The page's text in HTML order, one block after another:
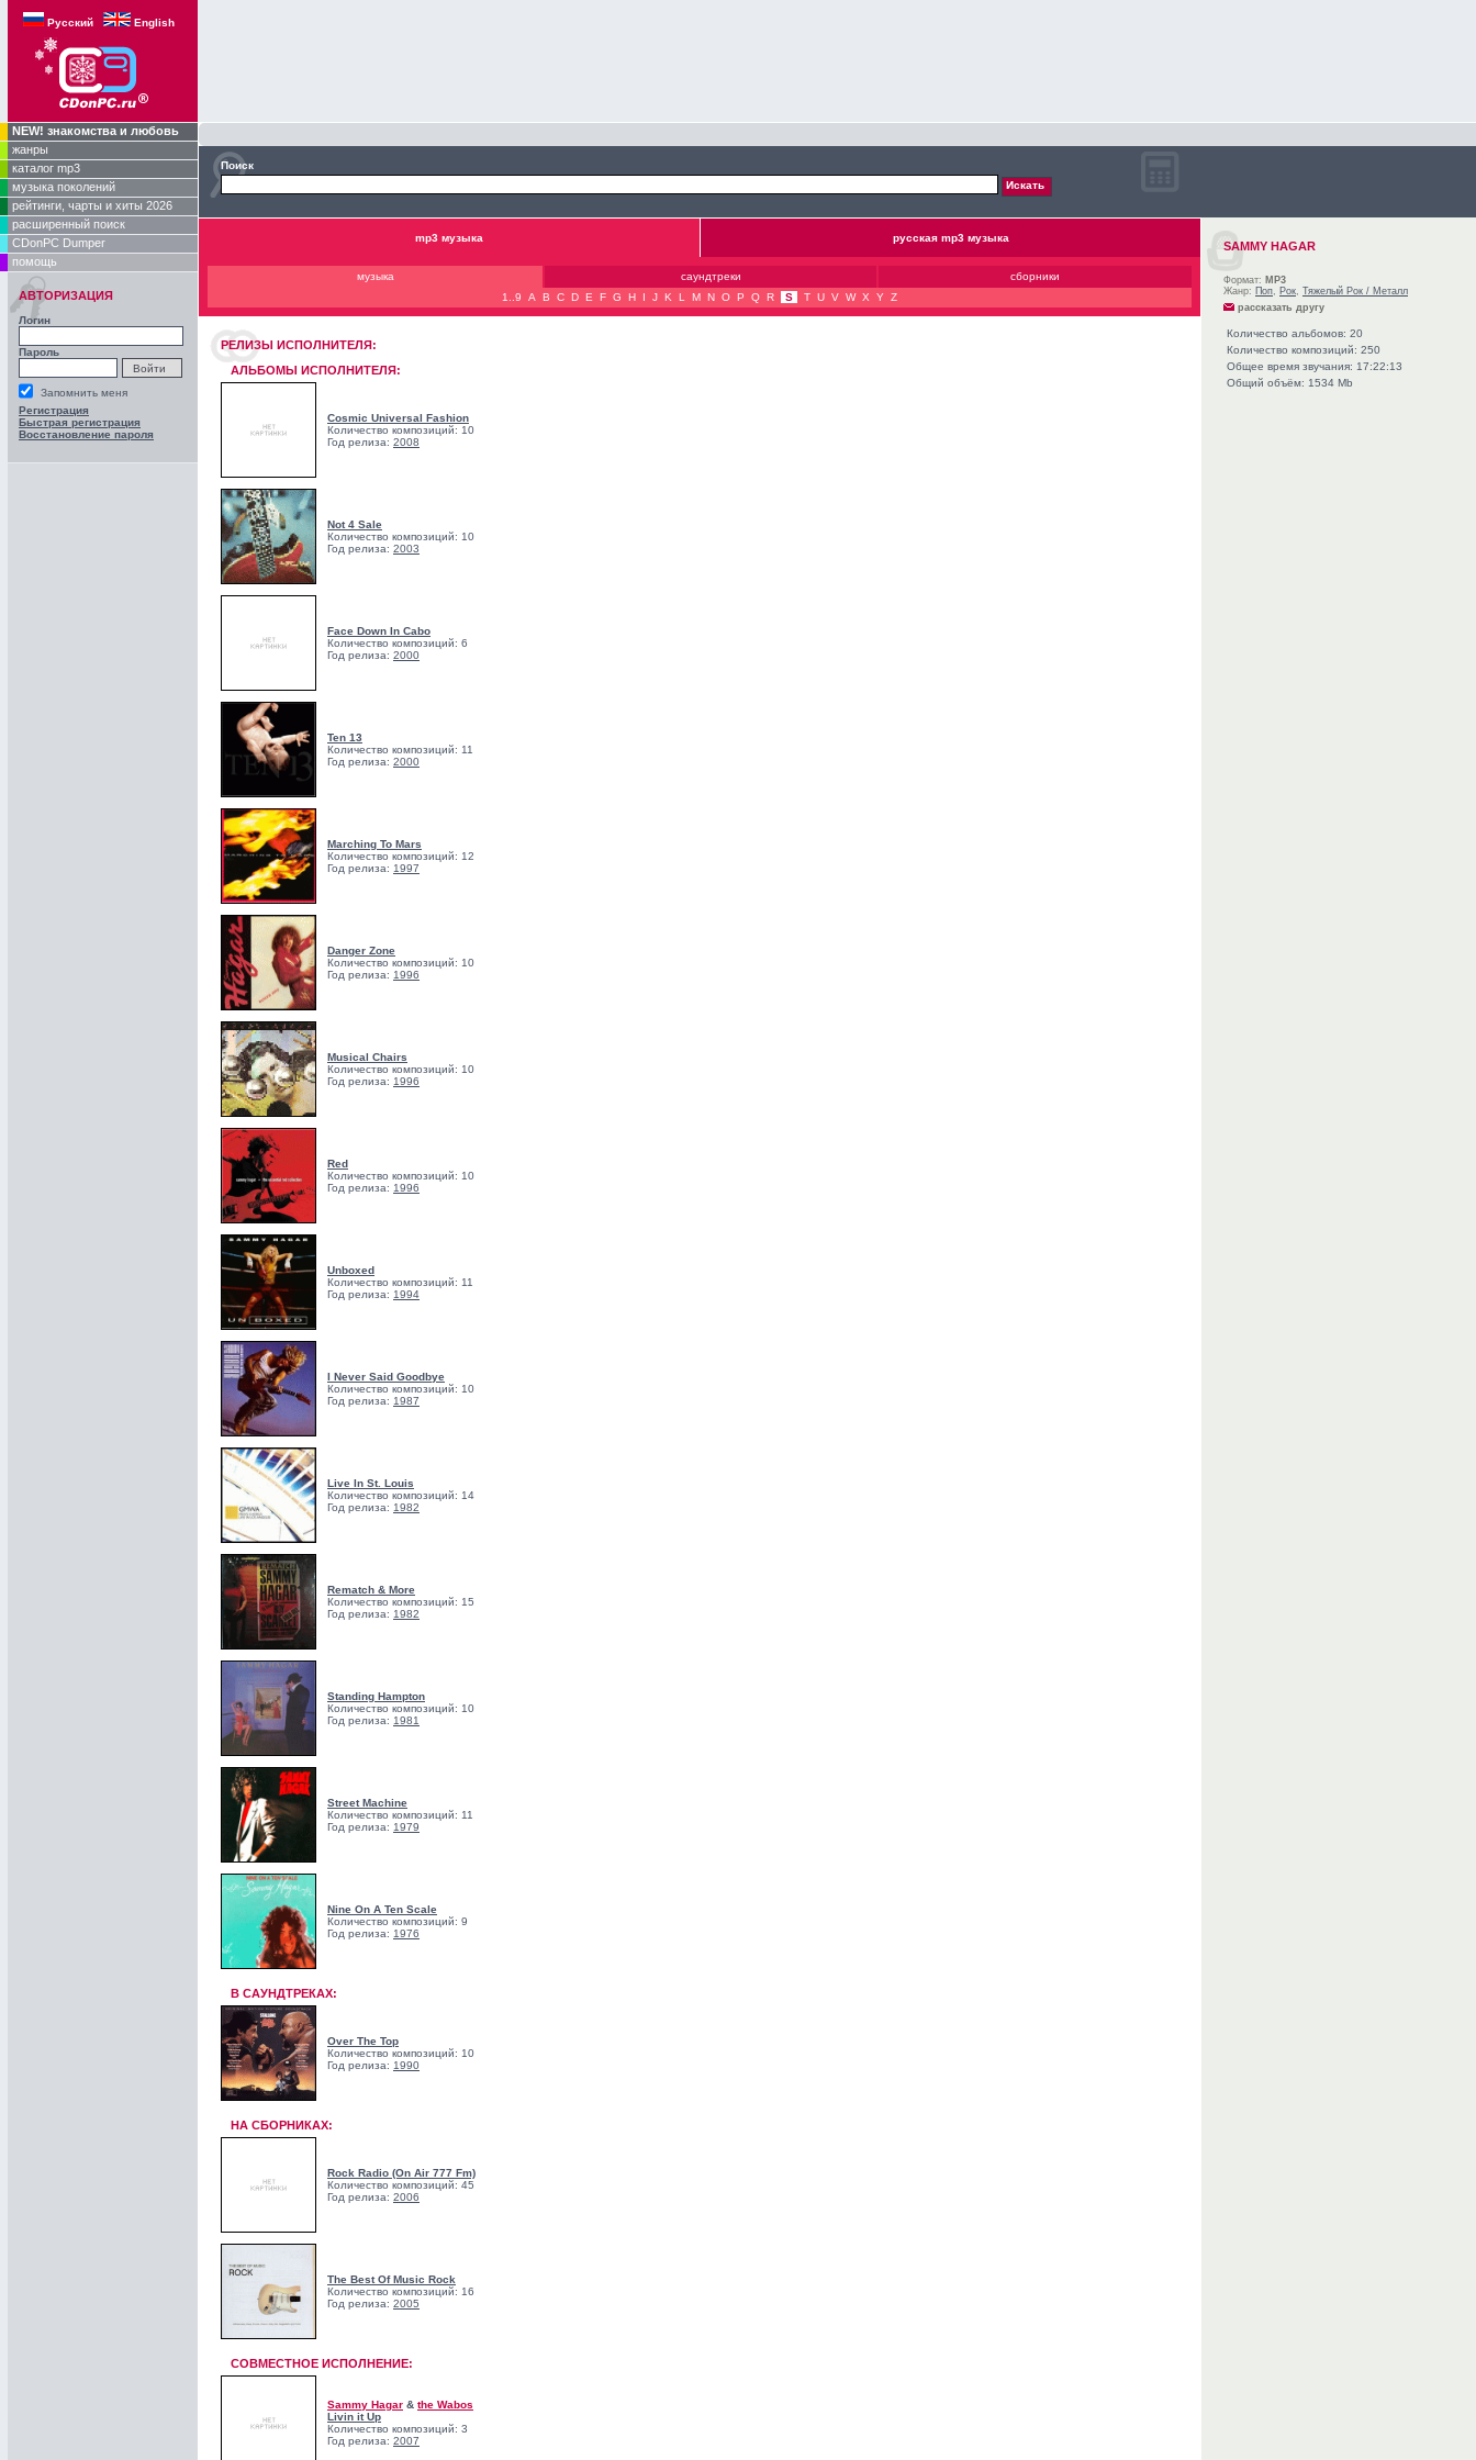
Русский English
NEW! знакомства и любовь
жанры
каталог mp3
музыка поколений
рейтинги, чарты и хиты 2026
расширенный поиск
CDonPC Dumper
помощь
АВТОРИЗАЦИЯ
Логин
Пароль
Запомнить меня
Регистрация
Быстрая регистрация
Восстановление пароля
Поиск
mp3 музыка русская mp3 музыка
музыка саундтреки
сборники
1..9
A B C D E F G H I J K L M N O P Q R S T U V W X Y Z
РЕЛИЗЫ ИCПОЛНИТЕЛЯ:
АЛЬБОМЫ ИСПОЛНИТЕЛЯ:
Cosmic Universal Fashion
Количество композиций: 10
Год релиза: 2008
Not 4 Sale
Количество композиций: 10
Год релиза: 2003
Face Down In Cabo
Количество композиций: 6
Год релиза: 2000
Ten 13
Количество композиций: 11
Год релиза: 2000
Marching To Mars
Количество композиций: 12
Год релиза: 1997
Danger Zone
Количество композиций: 10
Год релиза: 1996
Musical Chairs
Количество композиций: 10
Год релиза: 1996
Red
Количество композиций: 10
Год релиза: 1996
Unboxed
Количество композиций: 11
Год релиза: 1994
I Never Said Goodbye
Количество композиций: 10
Год релиза: 1987
Live In St. Louis
Количество композиций: 14
Год релиза: 1982
Rematch & More
Количество композиций: 15
Год релиза: 1982
Standing Hampton
Количество композиций: 10
Год релиза: 1981
Street Machine
Количество композиций: 11
Год релиза: 1979
Nine On A Ten Scale
Количество композиций: 9
Год релиза: 1976
В САУНДТРЕКАХ:
Over The Top
Количество композиций: 10
Год релиза: 1990
НА СБОРНИКАХ:
Rock Radio (On Air 777 Fm)
Количество композиций: 45
Год релиза: 2006
The Best Of Music Rock
Количество композиций: 16
Год релиза: 2005
СОВМЕСТНОЕ ИСПОЛНЕНИЕ:
Sammy Hagar & the Wabos
Livin it Up
Количество композиций: 3
Год релиза: 2007
SAMMY HAGAR
Формат: MP3
Жанр: Поп, Рок, Тяжелый Рок / Металл
рассказать другу
Количество альбомов: 20
Количество композиций: 250
Общее время звучания: 17:22:13
Общий объём: 1534 Mb